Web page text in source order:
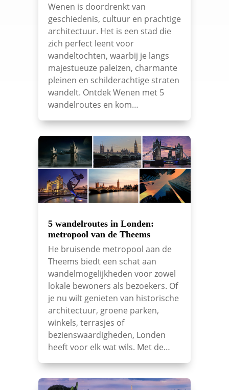
Wenen is doordrenkt van
geschiedenis, cultuur en prachtige
architectuur. Het is een stad die
zich perfect leent voor
wandeltochten, waarbij je langs
majestueuze paleizen, charmante
pleinen en schilderachtige straten
wandelt. Ontdek Wenen met 5
wandelroutes en kom…
5 wandelroutes in Londen:
metropool van de Theems
He bruisende metropool aan de
Theems biedt een schat aan
wandelmogelijkheden voor zowel
lokale bewoners als bezoekers. Of
je nu wilt genieten van historische
architectuur, groene parken,
winkels, terrasjes of
bezienswaardigheden, Londen
heeft voor elk wat wils. Met de…